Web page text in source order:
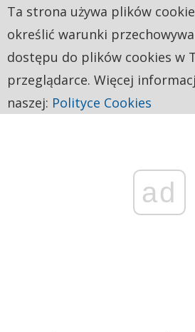
ad
Ta strona używa plików
określić warunki
dostępu do plików cookies w
przeglądarce. Więcej
naszej: Polityce Cookies